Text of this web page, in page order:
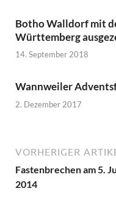
Botho Walldorf mit
Württemberg
14. September 2018
Wannweiler
2. Dezember 2017
VORHERIGER
Fastenbrechen am 5.
2014